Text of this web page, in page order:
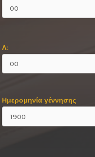
Λ:
Ημερομηνία γέννησης